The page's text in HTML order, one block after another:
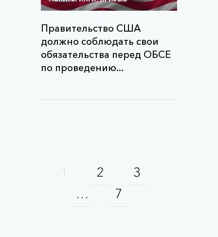
Правительство США
должно соблюдать свои
обязательства перед ОБСЕ
по проведению...
1 2
3
…
7